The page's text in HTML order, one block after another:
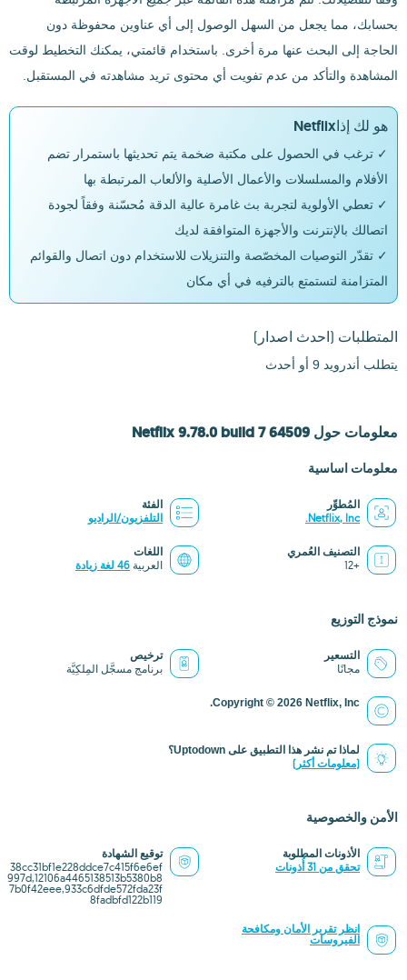
بحسابك، مما يجعل من السهل الوصول إلى أي عناوين محفوظة دون
الحاجة إلى البحث عنها مرة أخرى. باستخدام قائمتي، يمكنك التخطيط لوقت
المشاهدة والتأكد من عدم تفويت أي محتوى تريد مشاهدته في المستقبل.
هو لك إذاNetflix
✓ ترغب في الحصول على مكتبة ضخمة يتم تحديثها باستمرار تضم
الأفلام والمسلسلات والأعمال الأصلية والألعاب المرتبطة بها
✓ تعطي الأولوية لتجربة بث غامرة عالية الدقة مُحسّنة وفقاً لجودة
اتصالك بالإنترنت والأجهزة المتوافقة لديك
✓ تقدّر التوصيات المخصّصة والتنزيلات للاستخدام دون اتصال والقوائم
المتزامنة لتستمتع بالترفيه في أي مكان
المتطلبات (احدث اصدار)
يتطلب أندرويد 9 أو أحدث
معلومات حول Netflix 9.78.0 build 7 64509
معلومات اساسية
المُطوِّر
Netflix, Inc.
الفئة
التلفزيون/الراديو
التصنيف العُمري
+12
اللغات
العربية 46 لغة زيادة
نموذج التوزيع
التسعير
مجانًا
ترخيص
برنامج مسجَّل المِلكِيَّة
Copyright © 2026 Netflix, Inc.
لماذا تم نشر هذا التطبيق على Uptodown؟
(معلومات أكثر)
الأمن والخصوصية
الأذونات المطلوبة
تحقق من 31 أُذونات
توقيع الشهادة
38cc31bf1e228ddce7c415f6e6ef
997d,12106a4465138513b5380b8
7b0f42eee,933c6dfde572fda23f
8fadbfd122b119
انظر تقرير الأمان ومكافحة
الفيروسات